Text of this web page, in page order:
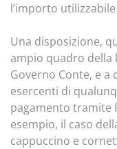
l’importo
Una disposizione,
ampio quadro della
Governo Conte, e a
esercenti di
pagamento tramite
esempio, il caso
cappuccino e